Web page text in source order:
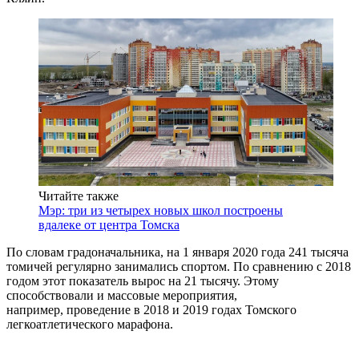
Читайте также
Мэр: три из четырех новых школ построены
вдалеке от центра Томска
По словам градоначальника, на 1 января 2020 года 241 тысяча
томичей регулярно занимались спортом. По сравнению с 2018
годом этот показатель вырос на 21 тысячу. Этому
способствовали и массовые мероприятия,
например, проведение в 2018 и 2019 годах Томского
легкоатлетического марафона.